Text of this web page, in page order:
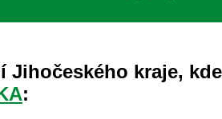
Jihočeského kraje,
: